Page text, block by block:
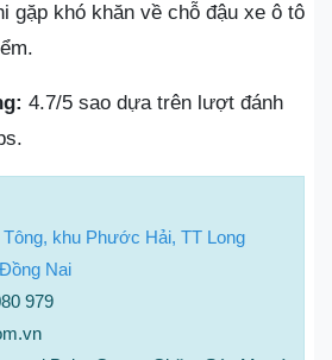
gặp khó khăn về chỗ đậu xe ô tô
4.7/5 sao dựa trên lượt đánh
Tông, khu Phước Hải, TT Long
Nai
979